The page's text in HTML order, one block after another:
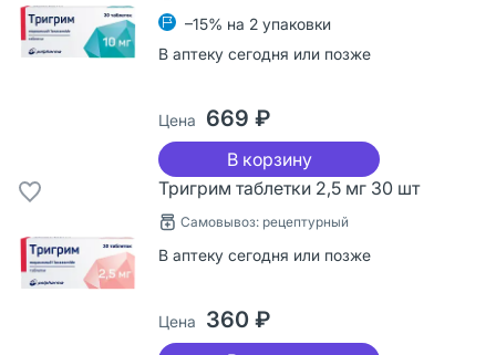
–15% на 2 упаковки
В аптеку сегодня или позже
Цена 669 ₽
В корзину
Тригрим таблетки 2,5 мг 30 шт
Самовывоз: рецептурный
В аптеку сегодня или позже
Цена 360 ₽